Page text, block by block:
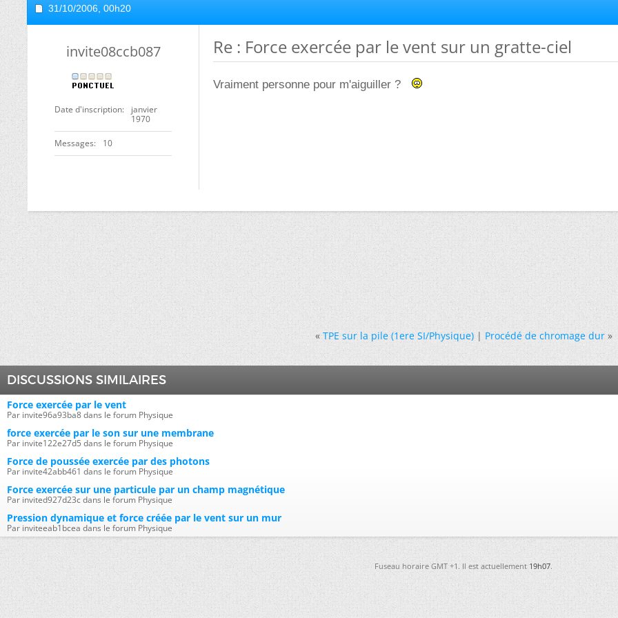
31/10/2006, 00h20
invite08ccb087
Date d'inscription
janvier
1970
Messages 10
Re : Force exercée par le vent sur un gratte-ciel
Vraiment personne pour m'aiguiller ?
« TPE sur la pile (1ere SI/Physique)|Procédé de chromage dur »
DISCUSSIONS SIMILAIRES
Force exercée par le vent
Par invite96a93ba8 dans le forum Physique
force exercée par le son sur une membrane
Par invite122e27d5 dans le forum Physique
Force de poussée exercée par des photons
Par invite42abb461 dans le forum Physique
Force exercée sur une particule par un champ magnétique
Par invited927d23c dans le forum Physique
Pression dynamique et force créée par le vent sur un mur
Par inviteeab1bcea dans le forum Physique
Fuseau horaire GMT +1. Il est actuellement19h07.